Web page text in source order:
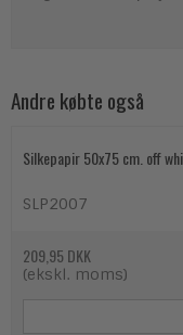
Andre købte også
Silkepapir 50x75 cm. off
SLP2007
209,95 DKK
(ekskl. moms)